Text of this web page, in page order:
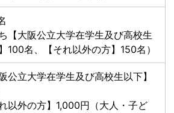
ち【大阪公立大学在学生及び高校生
100名、【それ以外の方】150名）
阪公立大学在学生及び高校生以下】
れ以外の方】1,000円（大人・子ど